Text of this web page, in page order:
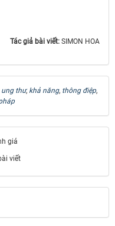
Tác giả bài viết: SIMON HOA
ung thư, khả năng, thông điệp,
giá
viết